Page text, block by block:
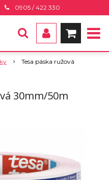
0905 / 422 330
Tesa páska ružová
30mm/50m